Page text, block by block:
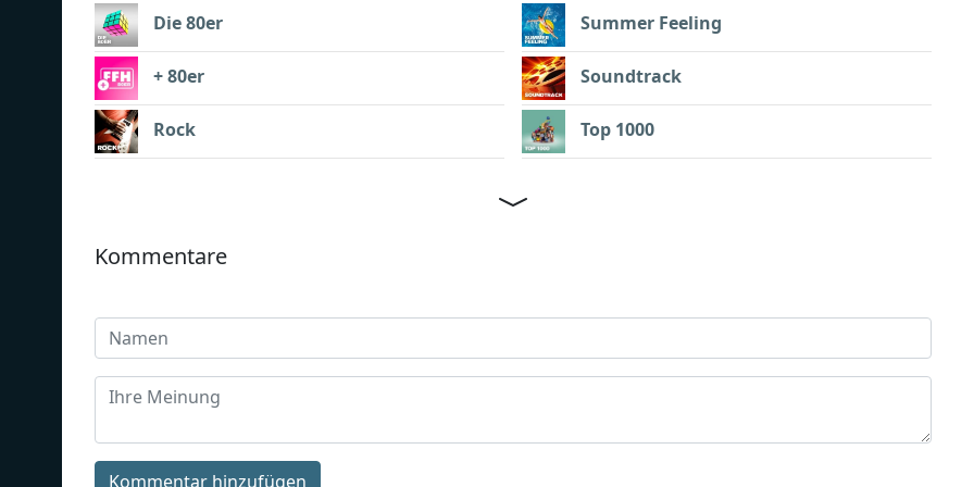
Die 80er
+ 80er
Rock
Summer Feeling
Soundtrack
Top 1000
Kommentare
Kommentar hinzufügen